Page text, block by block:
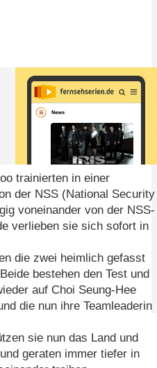
trainierten in einer
der NSS (National Security
voneinander von der NSS-
verlieben sie sich sofort in
die zwei heimlich gefasst
bestehen den Test und
auf Choi Seung-Hee
die nun ihre Teamleaderin
sie nun das Land und
geraten immer tiefer in